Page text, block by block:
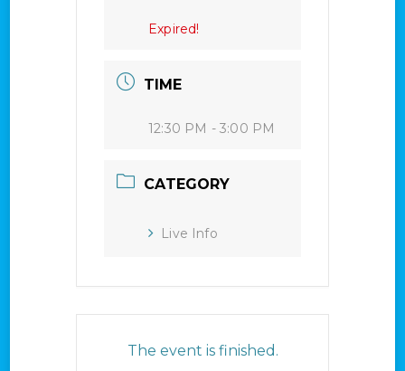
Expired!
TIME
12:30 PM - 3:00 PM
CATEGORY
Live Info
The event is finished.